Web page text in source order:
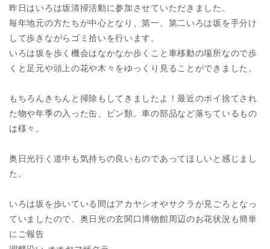
昨日はいろは坂清掃活動に参加させていただきました。
毎年地元の方たちが中心となり、第一、第二いろは坂を手分け
して歩きながらゴミ拾いを行います。
いろは坂を歩く機会はなかなか歩くこと車移動の場所なので歩
くと足元や頭上の花や木々をゆっくり見ることができました。
もちろんきちんと掃除もしてきましたよ！最近のポイ捨てされ
た物や年季の入った缶、ビン類。車の部品など落ちているもの
は様々。
奥日光行く道中も気持ちの良いものであってほしいと感じまし
た。
いろは坂を歩いている間はアカヤシオやサクラが見ごろとなっ
ていましたので、奥日光の玄関口博物館周辺のお花状況も簡単
にご報告